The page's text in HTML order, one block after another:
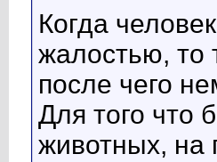
Когда
жалостью, то
после чего
Для того что
животных, на